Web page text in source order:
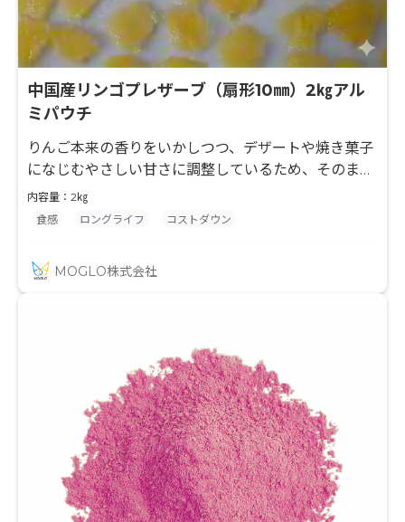
中国産リンゴプレザーブ（扇形10㎜）2㎏アル
ミパウチ
りんご本来の香りをいかしつつ、デザートや焼き菓子
になじむやさしい甘さに調整しているため、そのまま
でも、他素材と合わせても自然なおいしさが引き立ち
ます。 糖度30度。
内容量：2㎏
食感
ロングライフ コストダウン
MOGLO株式会社